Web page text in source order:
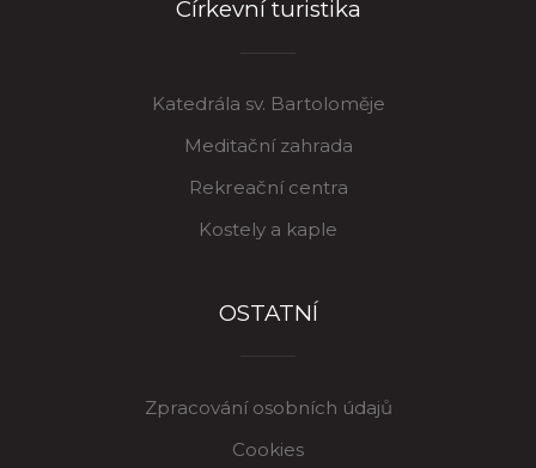
Církevní turistika
Katedrála sv. Bartoloměje
Meditační zahrada
Rekreační centra
Kostely a kaple
OSTATNÍ
Zpracování osobních údajů
Cookies